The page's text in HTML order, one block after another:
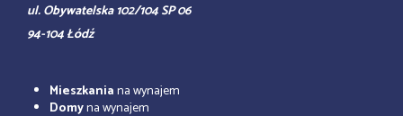
ul. Obywatelska 102/104 SP 06
94-104 Łódź
Mieszkaniana wynajem
Domyna wynajem